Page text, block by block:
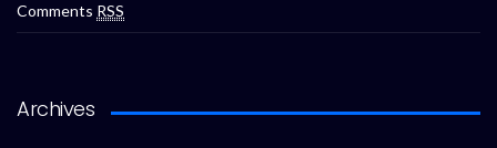
Comments RSS
Archives